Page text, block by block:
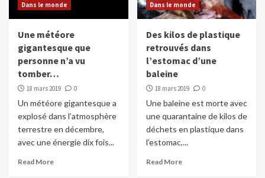
Dans le monde
Une météore
gigantesque que
personne n’a vu
tomber…
18 mars 2019 0
Un météore gigantesque a
explosé dans l’atmosphère
terrestre en décembre,
avec une énergie dix fois...
Read More
Dans le monde
Des kilos de plastique
retrouvés dans
l’estomac d’une
baleine
18 mars 2019 0
Une baleine est morte avec
une quarantaine de kilos de
déchets en plastique dans
l’estomac,...
Read More